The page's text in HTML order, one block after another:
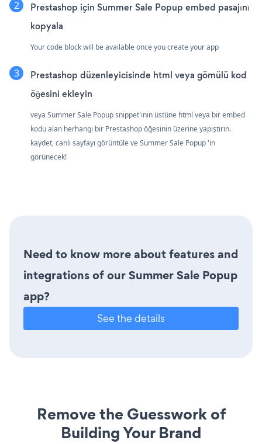
Prestashop için Summer Sale Popup embed pasajını
kopyala
Your code block will be available once you create your app
Prestashop düzenleyicisinde html veya gömülü kod
öğesini ekleyin
veya Summer Sale Popup snippet'inin üstüne html veya bir embed
kodu alan herhangi bir Prestashop öğesinin üzerine yapıştırın.
kaydet, canlı sayfayı görüntüle ve Summer Sale Popup 'in
görünecek!
Need to know more about features and
integrations of our Summer Sale Popup
app?
See the details
Remove the Guesswork of
Building Your Brand